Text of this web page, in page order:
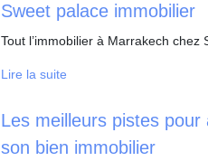
Sweet palace immobilier
Tout l’immobilier à Marrakech chez
Lire la suite
Les meilleurs pistes
son bien immobilier